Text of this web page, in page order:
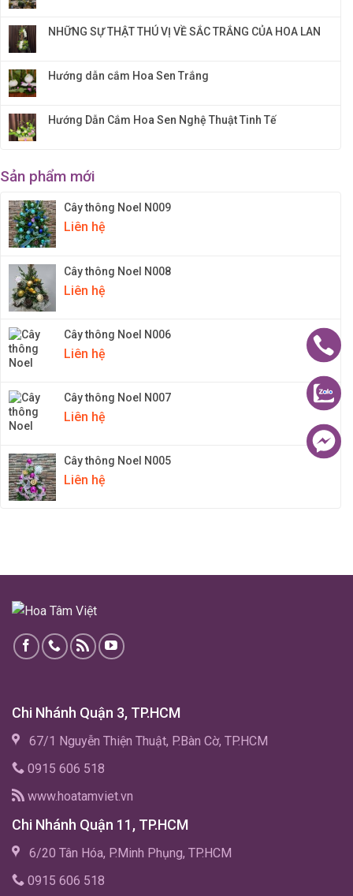
NHỮNG SỰ THẬT THÚ VỊ VỀ SẮC TRẮNG CỦA HOA LAN
Hướng dẫn cắm Hoa Sen Trắng
Hướng Dẫn Cắm Hoa Sen Nghệ Thuật Tinh Tế
Sản phẩm mới
Cây thông Noel N009
Liên hệ
Cây thông Noel N008
Liên hệ
Cây thông Noel N006
Liên hệ
Cây thông Noel N007
Liên hệ
Cây thông Noel N005
Liên hệ
Chi Nhánh Quận 3, TP.HCM
67/1 Nguyễn Thiện Thuật, P.Bàn Cờ, TP.HCM
0915 606 518
www.hoatamviet.vn
Chi Nhánh Quận 11, TP.HCM
6/20 Tân Hóa, P.Minh Phụng, TP.HCM
0915 606 518